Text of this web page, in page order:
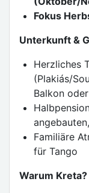
Fokus
Unterkunft &
Herzliches
(Plakiás/
Balkon
Familiäre
für Tango
Warum Kreta?